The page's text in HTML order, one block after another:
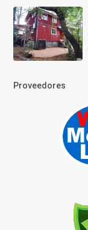
Proveedores